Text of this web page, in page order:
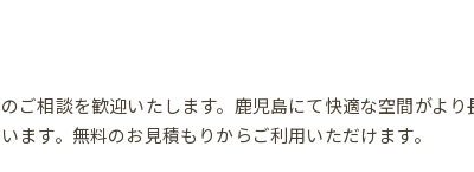
ご相談を歓迎いたします。鹿児島にて快適な空間がよ
ます。無料のお見積もりからご利用いただけます。